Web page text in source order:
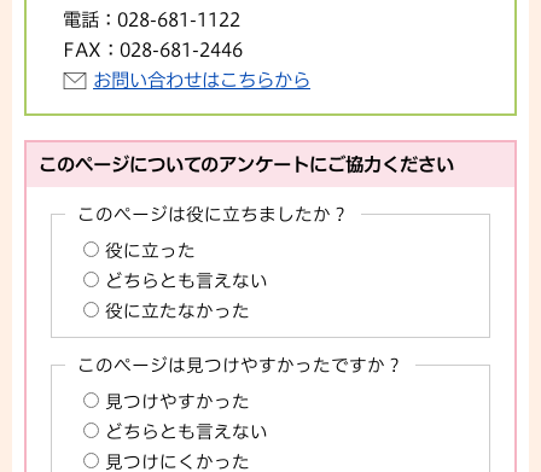
電話： 028-681-1122
FAX： 028-681-2446
お問い合わせはこちらから
このページについてのアンケートにご協力ください
このページは役に立ちましたか？
役に立った
どちらとも言えない
役に立たなかった
このページは見つけやすかったですか？
見つけやすかった
どちらとも言えない
見つけにくかった